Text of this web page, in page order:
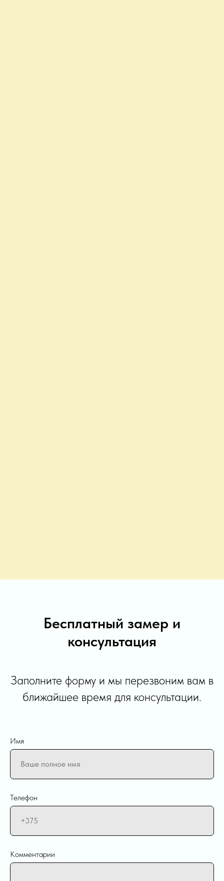
Бесплатный замер и
консультация
Заполните форму и мы перезвоним вам в
ближайшее время для консультации.
Имя
Телефон
Комментарии